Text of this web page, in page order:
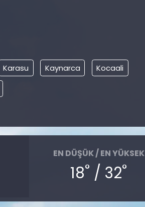
Karasu Kaynarca
Kocaali
EN DÜŞÜK / EN YÜKSEK
18° / 32°